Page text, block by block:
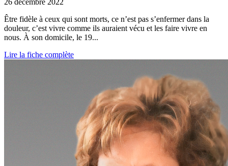
26 décembre 2022
Être fidèle à ceux qui sont morts, ce n’est pas s’enfermer dans la
douleur, c’est vivre comme ils auraient vécu et les faire vivre en
nous. À son domicile, le 19...
Lire la fiche complète